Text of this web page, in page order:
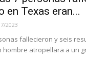
en Texas eran...
2023
fallecieron y seis
hombre atropellara a un